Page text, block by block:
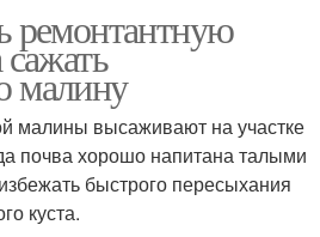
ремонтантную
малину
малины высаживают на участке
почва хорошо напитана талыми
быстрого пересыхания
куста.